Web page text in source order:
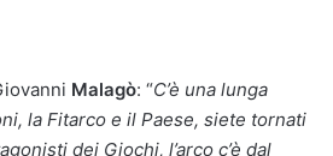
Malagò: “C’è una lunga
la Fitarco e il Paese, siete tornati
dei Giochi, l’arco c’è dal